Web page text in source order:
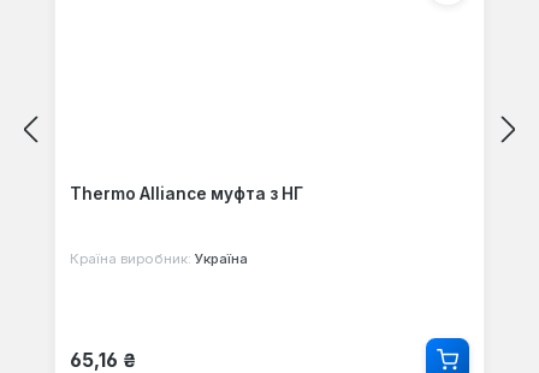
Thermo Alliance муфта з НГ
Країна виробник: Україна
Звичайна ціна:
65,16 ₴